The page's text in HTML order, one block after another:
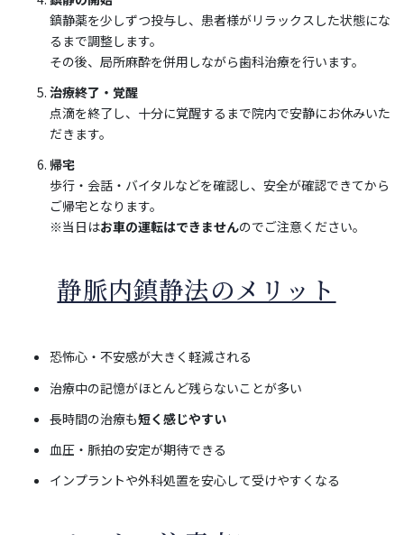
鎮静薬を少しずつ投与し、患者様がリラックスした状態にな
るまで調整します。
その後、局所麻酔を併用しながら歯科治療を行います。
治療終了・覚醒
点滴を終了し、十分に覚醒するまで院内で安静にお休みいた
だきます。
帰宅
歩行・会話・バイタルなどを確認し、安全が確認できてから
ご帰宅となります。
※当日はお車の運転はできませんのでご注意ください。
静脈内鎮静法のメリット
恐怖心・不安感が大きく軽減される
治療中の記憶がほとんど残らないことが多い
長時間の治療も短く感じやすい
血圧・脈拍の安定が期待できる
インプラントや外科処置を安心して受けやすくなる